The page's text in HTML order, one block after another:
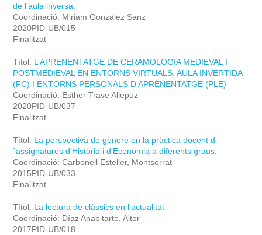
de l’aula inversa.
Coordinació: Miriam González Sanz
2020PID-UB/015
Finalitzat
Títol: L’APRENENTATGE DE CERAMOLOGIA MEDIEVAL I
POSTMEDIEVAL EN ENTORNS VIRTUALS: AULA INVERTIDA
(FC) I ENTORNS PERSONALS D’APRENENTATGE (PLE)
Coordinació: Esther Trave Allepuz
2020PID-UB/037
Finalitzat
Títol: La perspectiva de gènere en la pràctica docent d
´assignatures d’Història i d’Economia a diferents graus.
Coordinació: Carbonell Esteller, Montserrat
2015PID-UB/033
Finalitzat
Títol: La lectura de clàssics en l'actualitat
Coordinació: Díaz Anabitarte, Aitor
2017PID-UB/018